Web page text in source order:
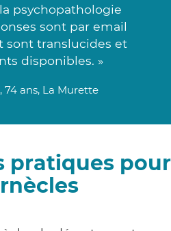
psychopathologie
sont par email
sont translucides et
disponibles. »
, 74 ans, La Murette
pratiques pour